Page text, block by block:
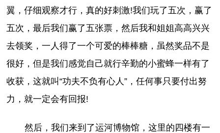
翼，仔细观察才行，真的好刺激!我们玩了五次，赢了
五次，最后我们赢了五张票，然后我和姐姐高高兴兴
去领奖，一人得了一个可爱的棒棒糖，虽然奖品不是
很好，但是我们感觉自己就行辛勤的小蜜蜂一样有了
收获，这就叫“功夫不负有心人”，任何事只要付出努
力，就一定会有回报!
然后，我们来到了运河博物馆，这里的四楼有一